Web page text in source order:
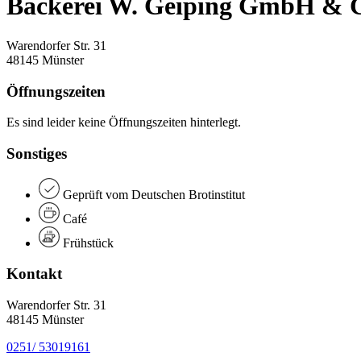
Bäckerei W. Geiping GmbH &
Warendorfer Str. 31
48145 Münster
Öffnungszeiten
Es sind leider keine Öffnungszeiten hinterlegt.
Sonstiges
Geprüft vom Deutschen Brotinstitut
Café
Frühstück
Kontakt
Warendorfer Str. 31
48145 Münster
0251/ 53019161